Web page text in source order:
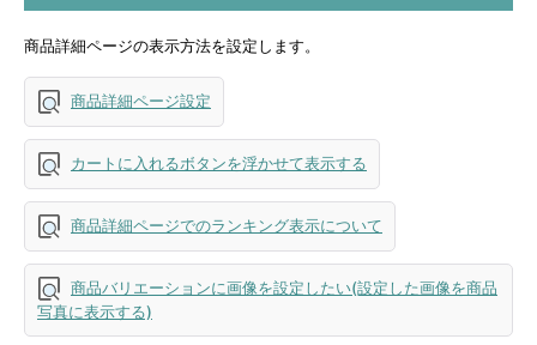
商品詳細ページの表示方法を設定します。
商品詳細ページ設定
カートに入れるボタンを浮かせて表示する
商品詳細ページでのランキング表示について
商品バリエーションに画像を設定したい(設定した画像を商品
写真に表示する)